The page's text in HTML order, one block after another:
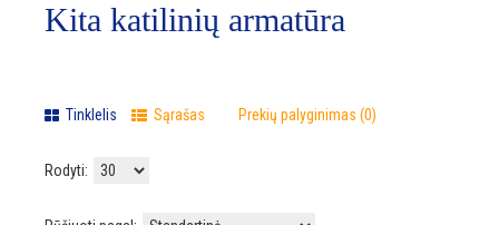
Kita katilinių armatūra
Tinklelis Sąrašas Prekių palyginimas (0)
Rodyti: